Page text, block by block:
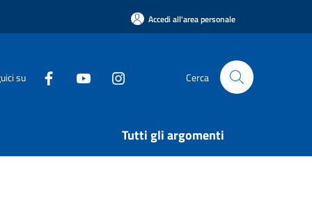
Accedi all'area personale
su Cerca
Tutti gli argomenti